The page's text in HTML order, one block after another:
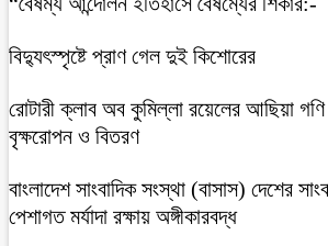
বিদ্যুৎস্পৃষ্টে প্রাণ গেল দুই কিশোরের
রোটারী ক্লাব অব কুমিল্লা রয়েলের আছিয়া গণি
বৃক্ষরোপন ও বিতরণ
বাংলাদেশ সাংবাদিক সংস্থা (বাসাস) দেশের
পেশাগত মর্যাদা রক্ষায় অঙ্গীকারবদ্ধ